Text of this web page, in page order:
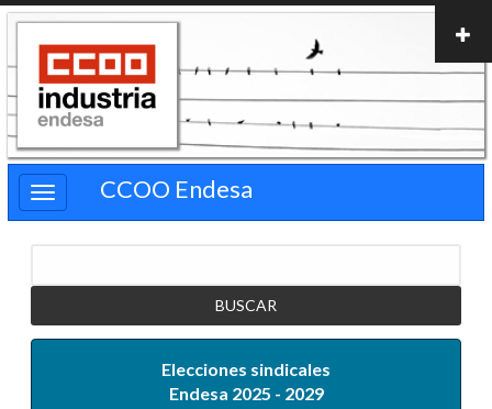
Pasar
contenido
principal
CCOO Endesa
Elecciones sindicales
Endesa 2025 - 2029